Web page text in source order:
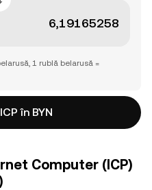
1 rublă belarusă =
în BYN
Computer (ICP)